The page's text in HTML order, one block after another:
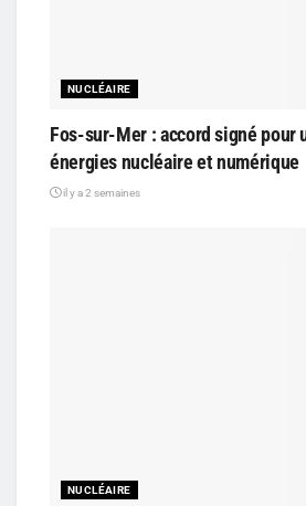
NUCLÉAIRE
Fos-sur-Mer : accord signé pour
énergies nucléaire et numérique
il y a 2 semaines
NUCLÉAIRE